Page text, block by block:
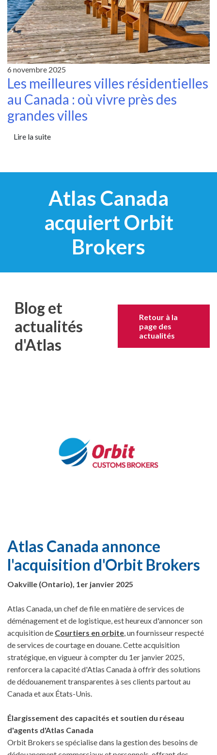
6 novembre 2025
Les meilleures villes résidentielles
au Canada : où vivre près des
grandes villes
Lire la suite
Atlas Canada
acquiert Orbit
Brokers
Blog et
actualités
d'Atlas
Retour à la
page des
actualités
Atlas Canada annonce
l'acquisition d'Orbit Brokers
Oakville (Ontario), 1er janvier 2025
Atlas Canada, un chef de file en matière de services de
déménagement et de logistique, est heureux d'annoncer son
acquisition de Courtiers en orbite, un fournisseur respecté
de services de courtage en douane. Cette acquisition
stratégique, en vigueur à compter du 1er janvier 2025,
renforcera la capacité d'Atlas Canada à offrir des solutions
de dédouanement transparentes à ses clients partout au
Canada et aux États-Unis.
Élargissement des capacités et soutien du réseau
d'agents d'Atlas Canada
Orbit Brokers se spécialise dans la gestion des besoins de